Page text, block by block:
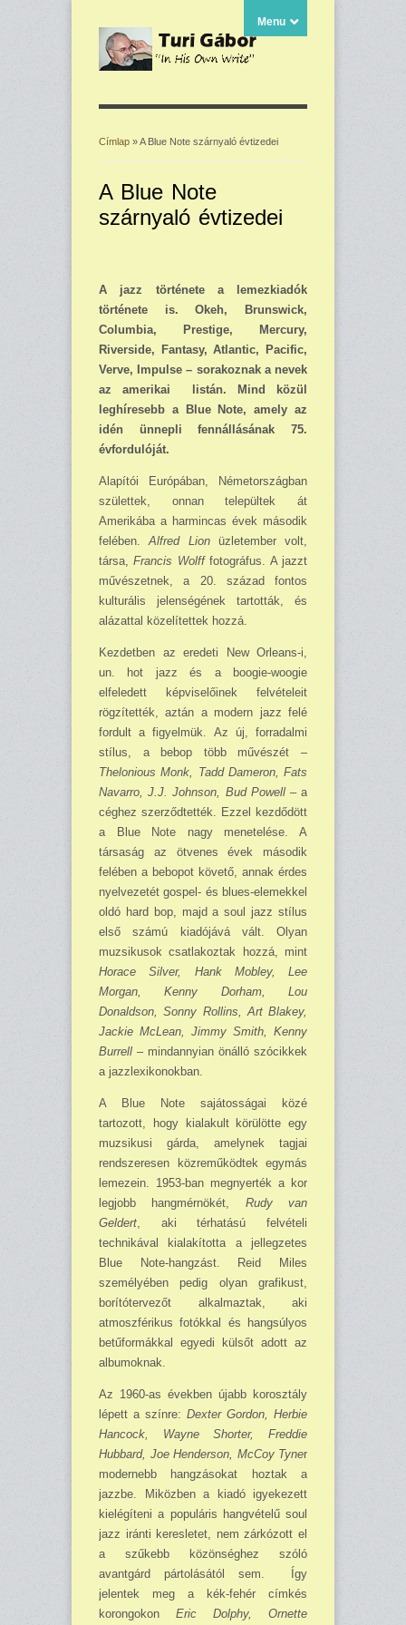
Menu
Címlap » A Blue Note szárnyaló évtizedei
A Blue Note
szárnyaló évtizedei
A jazz története a lemezkiadók
története is. Okeh, Brunswick,
Columbia, Prestige, Mer­cury,
Riverside, Fantasy, Atlantic, Pacific,
Verve, Impulse – sorakoznak a nevek
az ame­rikai listán. Mind közül
leghíresebb a Blue Note, amely az
idén ünnepli fennállásának 75.
évfordulóját.
Alapítói Európában, Németországban
születtek, onnan települtek át
Amerikába a harmin­cas évek második
felében.Alfred Lionüzletember volt,
társa,Francis Wolfffotográfus. A jazzt
művészetnek, a 20. század fontos
kulturális jelenségének tartották, és
alázattal közelí­tettek hozzá.
Kezdetben az eredeti New Orleans-i,
un. hot jazz és a boogie-woogie
elfeledett képvi­selőinek felvételeit
rögzítették, aztán a modern jazz felé
fordult a figyelmük. Az új, forradalmi
stílus, a bebop több művészét –
Thelonious Monk, Tadd Dameron, Fats
Navarro, J.J. John­son, Bud Powell – a
céghez szerződtették. Ezzel kezdődött
a Blue Note nagy menetelése. A
társaság az ötvenes évek második
felében a bebopot követő, annak érdes
nyelvezetét gospel- és blues-elemekkel
oldó hard bop, majd a soul jazz stílus
első számú kiadójává vált. Olyan
muzsikusok csatlakoztak hozzá, mint
Horace Silver, Hank Mobley, Lee
Morgan, Kenny Dorham, Lou
Donaldson, Sonny Rollins, Art Blakey,
Jackie McLean, Jimmy Smith, Kenny
Burrell – mindannyian önálló szócikkek
a jazzlexikonokban.
A Blue Note sajátosságai közé
tartozott, hogy kialakult körülötte egy
muzsikusi gárda, amelynek tagjai
rendszeresen közreműködtek egymás
lemezein. 1953-ban megnyerték a kor
legjobb hangmérnökét, Rudy van
Geldert, aki térhatású felvételi
technikával kialakította a jellegzetes
Blue Note-hangzást. Reid Miles
személyében pedig olyan grafikust,
borítótervezőt alkalmaztak, aki
atmoszférikus fotókkal és hangsúlyos
betűformákkal egyedi külsőt adott az
albumoknak.
Az 1960-as években újabb korosztály
lépett a színre: Dexter Gordon, Herbie
Hancock, Wayne Shorter, Freddie
Hubbard, Joe Henderson, McCoy Tyner
modernebb hangzásokat hoztak a
jazzbe. Miközben a kiadó igyekezett
kielégíteni a populáris hangvételű soul
jazz iránti keresletet, nem zárkózott el
a szűkebb közönséghez szóló
avantgárd pártolásától sem. Így
jelentek meg a kék-fehér címkés
korongokon Eric Dolphy, Ornette